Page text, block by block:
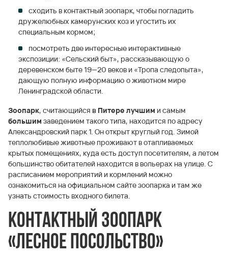
сходить в контактный зоопарк, чтобы погладить
дружелюбных камерунских коз и угостить их
специальным кормом;
посмотреть две интересные интерактивные
экспозиции: «Сельский быт», рассказывающую о
деревенском быте 19—20 веков и «Тропа следопыта»,
дающую полную информацию о животном мире
Ленинградской области.
Зоопарк, считающийся в Питере лучшим и самым
большим заведением такого типа, находится по адресу
Александровский парк 1. Он открыт круглый год. Зимой
теплолюбивые животные проживают в отапливаемых
крытых помещениях, куда есть доступ посетителям, а летом
большинство обитателей находится в вольерах на улице. С
расписанием мероприятий и кормлений можно
ознакомиться на официальном сайте зоопарка и там же
узнать стоимость входного билета.
Контактный зоопарк
«Лесное Посольство»